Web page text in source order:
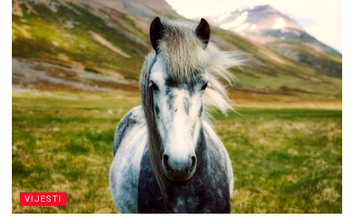
VIJESTI